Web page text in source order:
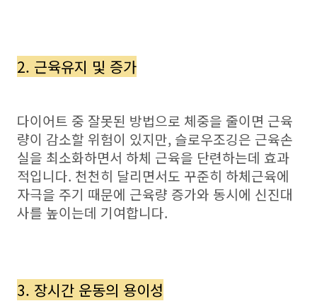
2. 근육유지 및 증가
다이어트 중 잘못된 방법으로 체중을 줄이면 근육
량이 감소할 위험이 있지만, 슬로우조깅은 근육손
실을 최소화하면서 하체 근육을 단련하는데 효과
적입니다. 천천히 달리면서도 꾸준히 하체근육에
자극을 주기 때문에 근육량 증가와 동시에 신진대
사를 높이는데 기여합니다.
3. 장시간 운동의 용이성